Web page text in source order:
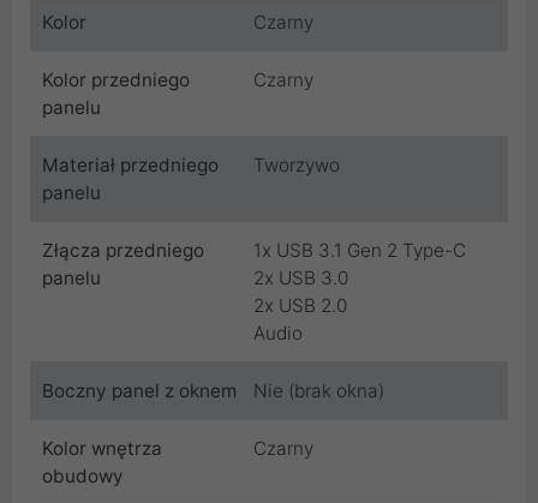
Kolor Czarny
Kolor przedniego
panelu
Czarny
Materiał przedniego
panelu
Tworzywo
Złącza przedniego
panelu
1x USB 3.1 Gen 2 Type-C
2x USB 3.0
2x USB 2.0
Audio
Boczny panel z oknem Nie (brak okna)
Kolor wnętrza
obudowy
Czarny